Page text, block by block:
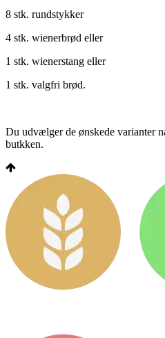
8 stk. rundstykker
4 stk. wienerbrød eller
1 stk. wienerstang eller
1 stk. valgfri brød.
Du udvælger de ønskede varianter
butkken.